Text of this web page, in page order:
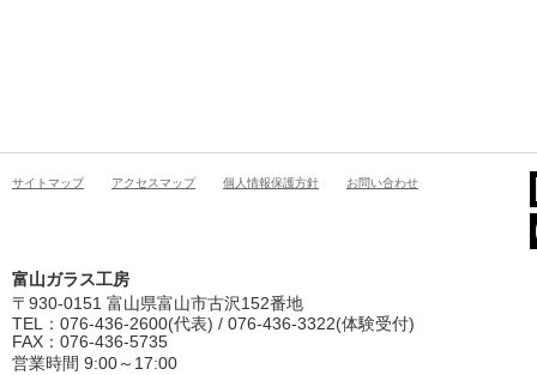
サイトマップ アクセスマップ 個人情報保護方針 お問い合わせ
富山ガラス工房
〒930-0151 富山県富山市古沢152番地
TEL：076-436-2600(代表) / 076-436-3322(体験受付)
FAX：076-436-5735
営業時間 9:00～17:00